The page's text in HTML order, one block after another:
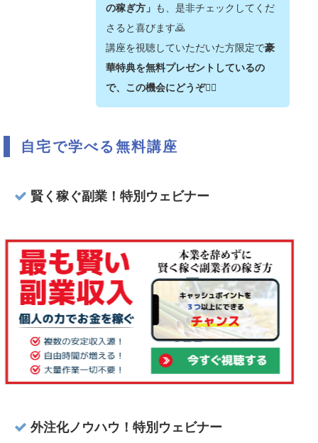
の稼ぎ方」 も、是非チェックしてくだ
さると喜びます🙇‍
講座を視聴していただいた方限定で豪
華特典を無料プレゼントしているの
で、この機会にどうぞ💁‍♂️
自宅で学べる無料講座
賢く稼ぐ副業！特別ウェビナー
外注化ノウハウ！特別ウェビナー